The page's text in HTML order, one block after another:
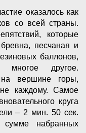
оказалось как
со всей страны.
которые
песчаная и
баллонов,
другое.
вершине горы,
не каждому. Самое
круга
– 2 мин. 50 сек.
сумме набранных